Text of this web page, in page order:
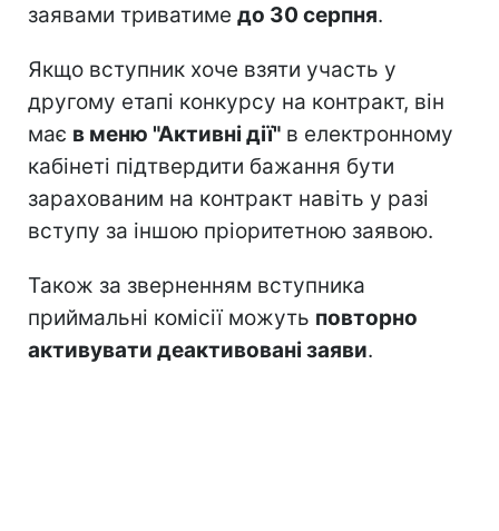
заявами триватиме до 30 серпня.
Якщо вступник хоче взяти участь у
другому етапі конкурсу на контракт, він
має в меню "Активні дії" в електронному
кабінеті підтвердити бажання бути
зарахованим на контракт навіть у разі
вступу за іншою пріоритетною заявою.
Також за зверненням вступника
приймальні комісії можуть повторно
активувати деактивовані заяви.